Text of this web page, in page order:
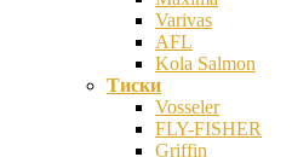
Varivas
AFL
Kola Salmon
Тиски
Vosseler
FLY-FISHER
Griffin